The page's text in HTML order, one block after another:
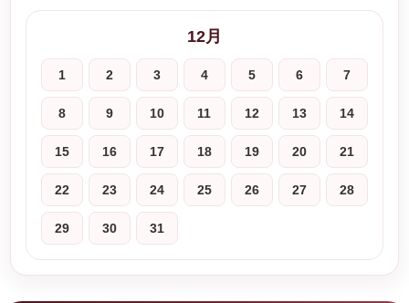
12月
1 2 3 4 5 6 7
8 9 10 11 12 13 14
15 16 17 18 19 20 21
22 23 24 25 26 27 28
29 30 31